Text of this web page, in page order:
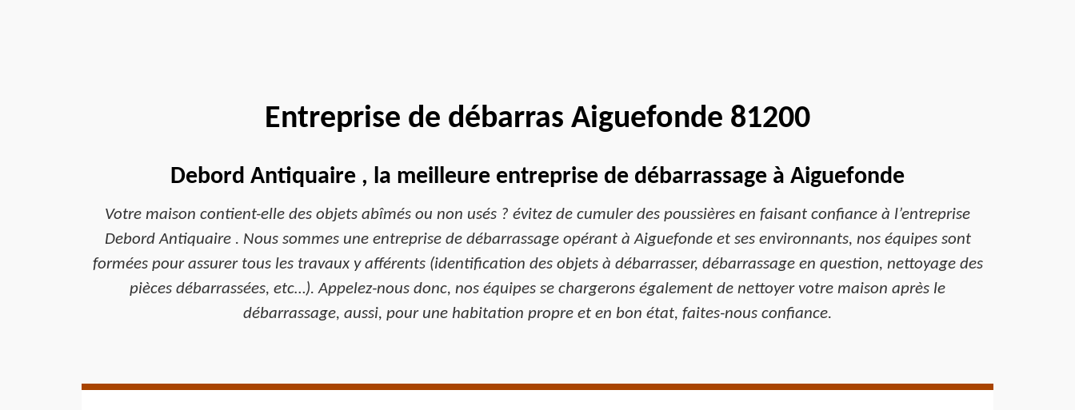
Entreprise de débarras Aiguefonde 81200
Debord Antiquaire , la meilleure entreprise de débarrassage à Aiguefonde
Votre maison contient-elle des objets abîmés ou non usés ? évitez de cumuler des poussières en faisant confiance à l’entreprise
Debord Antiquaire . Nous sommes une entreprise de débarrassage opérant à Aiguefonde et ses environnants, nos équipes sont
formées pour assurer tous les travaux y afférents (identification des objets à débarrasser, débarrassage en question, nettoyage des
pièces débarrassées, etc…). Appelez-nous donc, nos équipes se chargerons également de nettoyer votre maison après le
débarrassage, aussi, pour une habitation propre et en bon état, faites-nous confiance.